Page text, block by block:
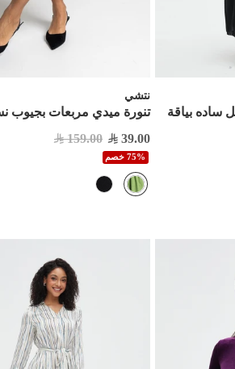
بياقة
نتشي
تنورة ميدي مربعات بجيوب
39.00
159.00
75% خصم